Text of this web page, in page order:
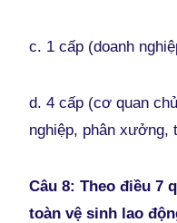
c. 1 cấp (doanh
d. 4 cấp (cơ quan
nghiệp, phân xưởng,
Câu 8: Theo điều 7
toàn vệ sinh lao